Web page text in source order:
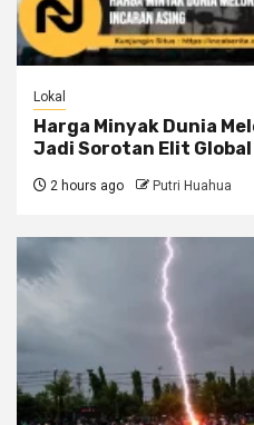
Lokal
Harga Minyak Dunia
Jadi Sorotan Elit Global
2 hours ago Putri Huahua